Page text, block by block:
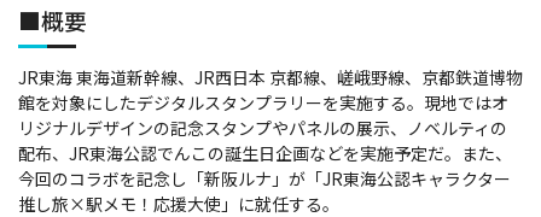
■概要
JR東海 東海道新幹線、JR西日本 京都線、嵯峨野線、京都鉄道博物
館を対象にしたデジタルスタンプラリーを実施する。現地ではオ
リジナルデザインの記念スタンプやパネルの展示、ノベルティの
配布、JR東海公認でんこの誕生日企画などを実施予定だ。また、
今回のコラボを記念し「新阪ルナ」が「JR東海公認キャラクター
推し旅×駅メモ！応援大使」に就任する。